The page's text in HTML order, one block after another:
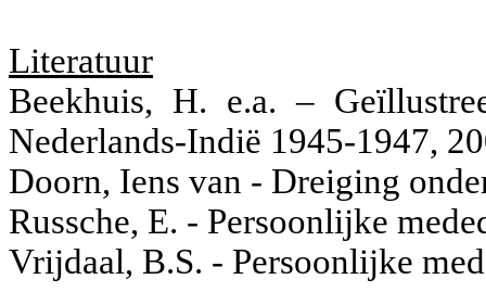
Literatuur
Beekhuis, H. e.a. –
Nederlands-Indië 1945-1947,
Doorn, Iens van - Dreiging
Russche, E. - Persoonlijke
Vrijdaal, B.S. - Persoonlijke